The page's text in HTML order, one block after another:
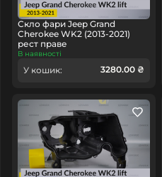
Скло фари Jeep Grand
Cherokee WK2 (2013-2021)
рест праве
В наявності
У кошик: 3280.00 ₴